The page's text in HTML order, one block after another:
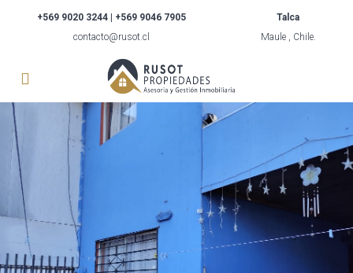
+569 9020 3244 | +569 9046 7905
contacto@rusot.cl
Talca
Maule , Chile.